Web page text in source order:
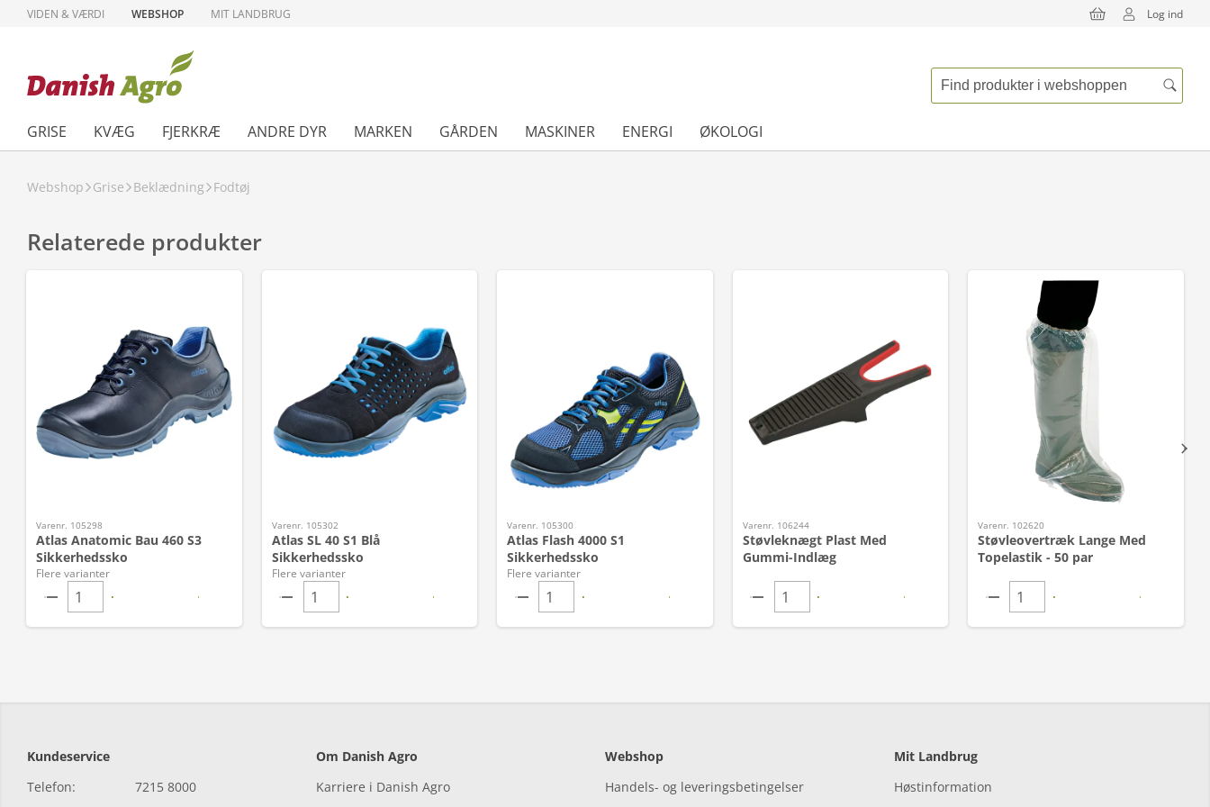
VIDEN & VÆRDI WEBSHOP MIT LANDBRUG Log ind
GRISE KVÆG FJERKRÆ ANDRE DYR MARKEN GÅRDEN MASKINER ENERGI ØKOLOGI
Webshop Grise Beklædning Fodtøj
Relaterede produkter
Varenr. 105298
Atlas Anatomic Bau 460 S3
Sikkerhedssko
Flere varianter
Varenr. 105302
Atlas SL 40 S1 Blå
Sikkerhedssko
Flere varianter
Varenr. 105300
Atlas Flash 4000 S1
Sikkerhedssko
Flere varianter
Varenr. 106244
Støvleknægt Plast Med
Gummi-Indlæg
Varenr. 102620
Støvleovertræk Lange Med
Topelastik - 50 par
Kundeservice
Telefon:
7215 8000
Om Danish Agro
Karriere i Danish Agro
Webshop
Handels- og leveringsbetingelser
Mit Landbrug
Høstinformation